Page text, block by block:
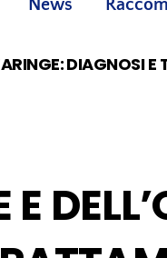
News
DIAGNOSI